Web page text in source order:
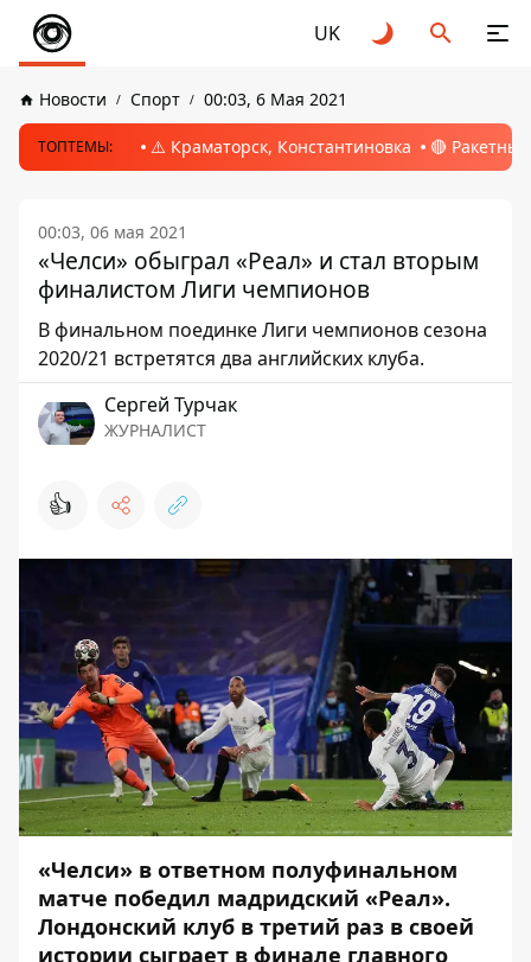
UK
Новости Спорт 00:03, 6 Мая 2021
ТОПТЕМЫ: ⚠️ Краматорск, Константиновка 🔴
00:03, 06 мая 2021
«Челси» обыграл «Реал» и стал вторым
финалистом Лиги чемпионов
В финальном поединке Лиги чемпионов сезона
2020/21 встретятся два английских клуба.
Сергей Турчак
ЖУРНАЛИСТ
👍
«Челси» в ответном полуфинальном
матче победил мадридский «Реал».
Лондонский клуб в третий раз в своей
истории сыграет в финале главного